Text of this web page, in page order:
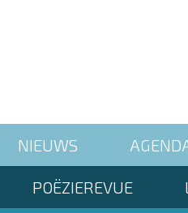
NIEUWS
POËZIEREVUE